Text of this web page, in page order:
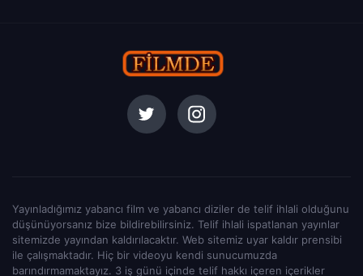
Yayınladığımız yabancı film ve yabancı diziler de telif ihlali olduğunu
düşünüyorsanız bize bildirebilirsiniz. Telif ihlali ispatlanan yayınlar
sitemizde yayından kaldırılacaktır. Web sitemiz uyar kaldır prensibi
ile çalışmaktadır. Hiç bir videoyu kendi sunucumuzda
barındırmamaktayız. 3 iş günü içinde telif hakkı içeren içerikler